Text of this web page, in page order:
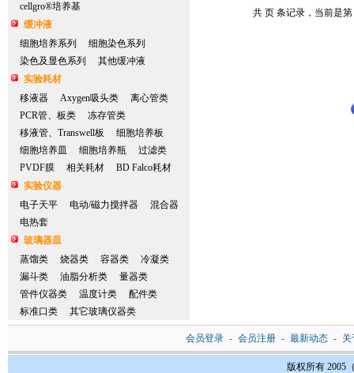
cellgro®培养基
缓冲液
细胞培养系列
细胞染色系列
染色及显色系列
其他缓冲液
实验耗材
移液器
Axygen吸头类
离心管类
PCR管、板类
冻存管类
移液管、Transwell板
细胞培养板
细胞培养皿
细胞培养瓶
过滤类
PVDF膜
相关耗材
BD Falco耗材
实验仪器
电子天平
电动/磁力搅拌器
混合器
电热套
玻璃器皿
蒸馏类
烧器类 容器类
冷凝类
漏斗类
油脂分析类
量器类
管件仪器类
温度计类
配件类
标准口类
其它玻璃仪器类
共 页 条记录，当前是第
会员登录 - 会员注册 - 最新动态 - 关
版权所有 2005